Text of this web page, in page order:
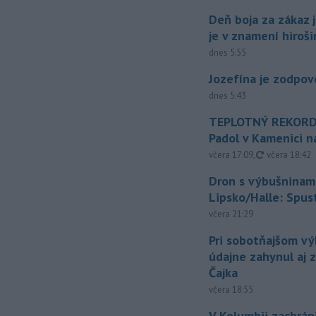
Deň boja za zákaz
je v znamení
dnes 5:55
Jozefína je
dnes 5:43
TEPLOTNÝ
Padol v Kamenici
včera 17:09, aktualizované
včera 18:42
Dron s
Lipsko/Halle:
včera 21:29
Pri sobotňajšom
údajne zahynul aj
Čajka
včera 18:55